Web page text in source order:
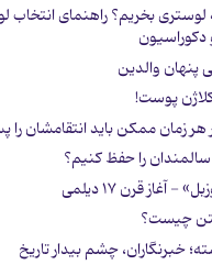
لوستری بخریم؟ راهنمای انتخاب
دکوراسیون
پنهان والدین
پوست!
را حفظ کنیم؟
آغاز قرن ۱۷ دیلمی
چیست؟
خبرنگاران، چشم بیدار تاریخ